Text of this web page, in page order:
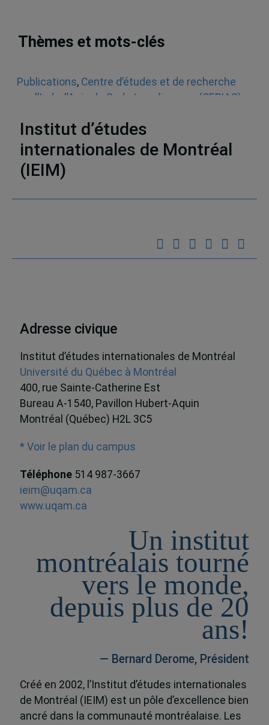
Thèmes et mots-clés
Publications, Centre d’études et de recherche
sur l’Inde, l’Asie du Sud et sa diaspora (CERIAS)
Institut d’études
internationales de Montréal
(IEIM)
Adresse civique
Institut d’études internationales de Montréal
Université du Québec à Montréal
400, rue Sainte-Catherine Est
Bureau A-1540, Pavillon Hubert-Aquin
Montréal (Québec) H2L 3C5
* Voir le plan du campus
Téléphone 514 987-3667
ieim@uqam.ca
www.uqam.ca
Un institut
montréalais tourné
vers le monde,
depuis plus de 20
ans!
— Bernard Derome, Président
Créé en 2002, l’Institut d’études internationales
de Montréal (IEIM) est un pôle d’excellence bien
ancré dans la communauté montréalaise. Les